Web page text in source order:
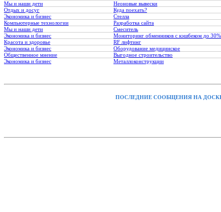
Мы и наши дети
Неоновые вывески
Отдых и досуг
Куда поехать?
Экономика и бизнес
Стелла
Компьютерные технологии
Разработка сайта
Мы и наши дети
Смеситель
Экономика и бизнес
Мониторинг обменников с кэшбеком до 30%
Красота и здоровье
RF лифтинг
Экономика и бизнес
Оборудование медицинское
Общественное мнение
Выгодное строительство
Экономика и бизнес
Металлоконструкции
ПОСЛЕДНИЕ СООБЩЕНИЯ НА